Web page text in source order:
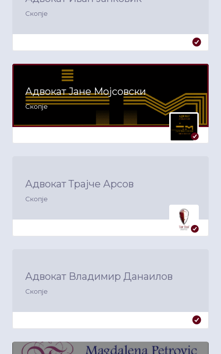
Скопје
Адвокат Јане Мојсовски
Скопје
Адвокат Трајче Арсов
Скопје
Адвокат Владимир Данаилов
Скопје